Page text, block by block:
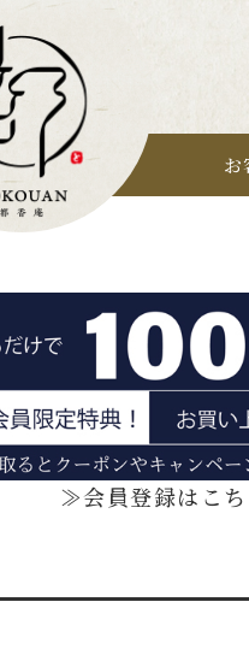
お
≫会員登録はこち